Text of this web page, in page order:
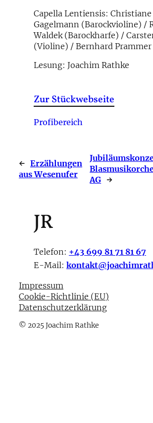
Capella Lentiensis: Christiane
Gagelmann (Barockvioline) /
Waldek (Barockharfe) /
(Violine) / Bernhard
Lesung: Joachim Rathke
Zur Stückwebseite
Profibereich
← Erzählungen
aus Wesenufer
AG →
JR
Telefon: +43 699 81 71 81 67
E-Mail:
Impressum
Cookie-Richtlinie (EU)
Datenschutzerklärung
© 2025 Joachim Rathke